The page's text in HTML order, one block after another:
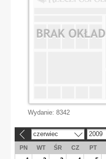
Wydanie: 8342
czerwiec 2009
PN WT ŚR CZ PT